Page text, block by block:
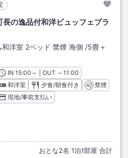
長の逸品付和洋ビュッフェプラ
洋室 2ベッド 禁煙 海側 /5畳＋
INチェックイン
15:00 ～ | OUT チェックアウト
～11:00
和洋室
夕食/朝食付き
禁煙
現地/事前支払い
おとな2名 1泊1部屋 合計